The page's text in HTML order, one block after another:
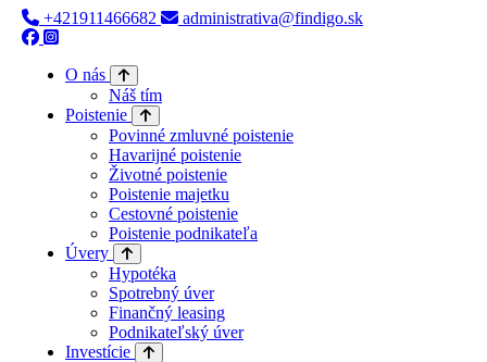
+421911466682 administrativa@findigo.sk
O nás
Náš tím
Poistenie
Povinné zmluvné poistenie
Havarijné poistenie
Životné poistenie
Poistenie majetku
Cestovné poistenie
Poistenie podnikateľa
Úvery
Hypotéka
Spotrebný úver
Finančný leasing
Podnikateľský úver
Investície